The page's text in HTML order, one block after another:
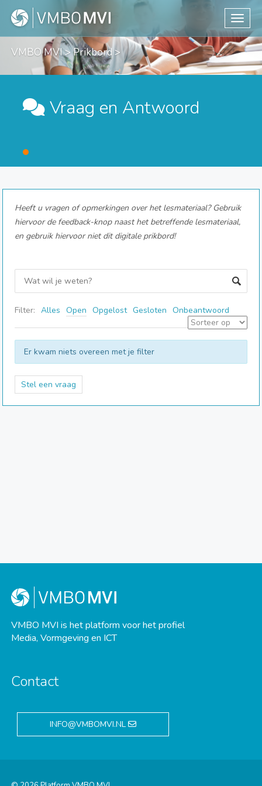
VMBO MVI>Prikbord>
Vraag en Antwoord
Heeft u vragen of opmerkingen over het lesmateriaal? Gebruik
hiervoor de feedback-knop naast het betreffende lesmateriaal,
en gebruik hiervoor niet dit digitale prikbord!
Filter: Alles Open Opgelost Gesloten Onbeantwoord
Er kwam niets overeen met je filter
Stel een vraag
VMBO MVI is het platform voor het profiel
Media, Vormgeving en ICT
Contact
INFO@VMBOMVI.NL